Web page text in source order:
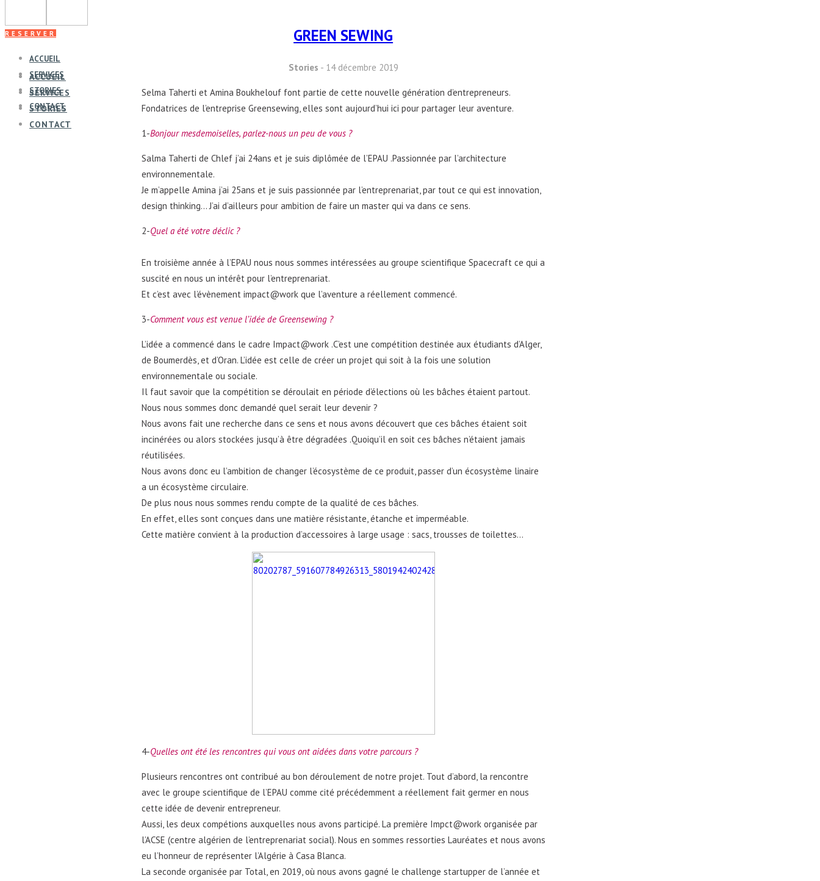
RESERVER
ACCUEIL
SERVICES
STORIES
CONTACT
ACCUEIL
SERVICES
STORIES
CONTACT
GREEN SEWING
Stories - 14 décembre 2019
Selma Taherti et Amina Boukhelouf font partie de cette nouvelle génération d’entrepreneurs.
Fondatrices de l’entreprise Greensewing, elles sont aujourd’hui ici pour partager leur aventure.
1-Bonjour mesdemoiselles, parlez-nous un peu de vous ?
Salma Taherti de Chlef j’ai 24ans et je suis diplômée de l’EPAU .Passionnée par l’architecture
environnementale.
Je m’appelle Amina j’ai 25ans et je suis passionnée par l’entreprenariat, par tout ce qui est innovation,
design thinking… J’ai d’ailleurs pour ambition de faire un master qui va dans ce sens.
2-Quel a été votre déclic ?
En troisième année à l’EPAU nous nous sommes intéressées au groupe scientifique Spacecraft ce qui a
suscité en nous un intérêt pour l’entreprenariat.
Et c’est avec l’évènement impact@work que l’aventure a réellement commencé.
3-Comment vous est venue l’idée de Greensewing ?
L’idée a commencé dans le cadre Impact@work .C’est une compétition destinée aux étudiants d’Alger,
de Boumerdès, et d’Oran. L’idée est celle de créer un projet qui soit à la fois une solution
environnementale ou sociale.
Il faut savoir que la compétition se déroulait en période d’élections où les bâches étaient partout.
Nous nous sommes donc demandé quel serait leur devenir ?
Nous avons fait une recherche dans ce sens et nous avons découvert que ces bâches étaient soit
incinérées ou alors stockées jusqu’à être dégradées .Quoiqu’il en soit ces bâches n’étaient jamais
réutilisées.
Nous avons donc eu l’ambition de changer l’écosystème de ce produit, passer d’un écosystème linaire
a un écosystème circulaire.
De plus nous nous sommes rendu compte de la qualité de ces bâches.
En effet, elles sont conçues dans une matière résistante, étanche et imperméable.
Cette matière convient à la production d’accessoires à large usage : sacs, trousses de toilettes…
4-Quelles ont été les rencontres qui vous ont aidées dans votre parcours ?
Plusieurs rencontres ont contribué au bon déroulement de notre projet. Tout d’abord, la rencontre
avec le groupe scientifique de l’EPAU comme cité précédemment a réellement fait germer en nous
cette idée de devenir entrepreneur.
Aussi, les deux compétions auxquelles nous avons participé. La première Impct@work organisée par
l’ACSE (centre algérien de l’entreprenariat social). Nous en sommes ressorties Lauréates et nous avons
eu l’honneur de représenter l’Algérie à Casa Blanca.
La seconde organisée par Total, en 2019, où nous avons gagné le challenge startupper de l’année et